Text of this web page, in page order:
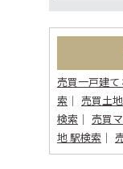
売買一戸建て
索
売買土
検索
売買
地 駅検索